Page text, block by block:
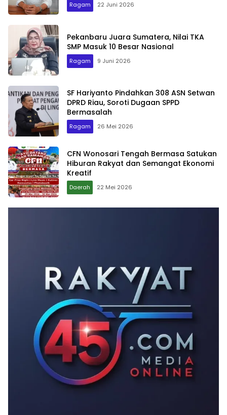
Ragam 22 Juni 2026
Pekanbaru Juara Sumatera, Nilai TKA
SMP Masuk 10 Besar Nasional
Ragam 9 Juni 2026
SF Hariyanto Pindahkan 308 ASN Setwan
DPRD Riau, Soroti Dugaan SPPD
Bermasalah
Ragam 26 Mei 2026
CFN Wonosari Tengah Bermasa Satukan
Hiburan Rakyat dan Semangat Ekonomi
Kreatif
Daerah 22 Mei 2026